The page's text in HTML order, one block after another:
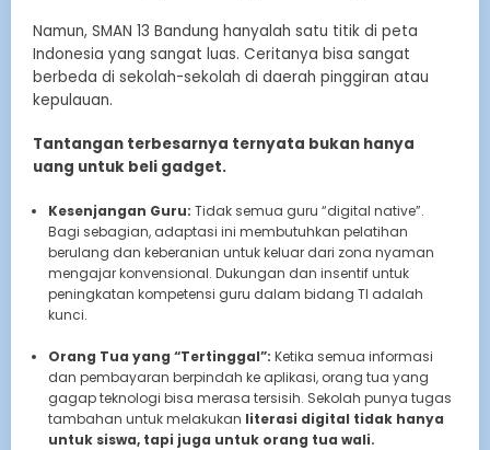
Namun, SMAN 13 Bandung hanyalah satu titik di peta
Indonesia yang sangat luas. Ceritanya bisa sangat
berbeda di sekolah-sekolah di daerah pinggiran atau
kepulauan.
Tantangan terbesarnya ternyata bukan hanya
uang untuk beli gadget.
Kesenjangan Guru: Tidak semua guru “digital native”.
Bagi sebagian, adaptasi ini membutuhkan pelatihan
berulang dan keberanian untuk keluar dari zona nyaman
mengajar konvensional. Dukungan dan insentif untuk
peningkatan kompetensi guru dalam bidang TI adalah
kunci.
Orang Tua yang “Tertinggal”: Ketika semua informasi
dan pembayaran berpindah ke aplikasi, orang tua yang
gagap teknologi bisa merasa tersisih. Sekolah punya tugas
tambahan untuk melakukan literasi digital tidak hanya
untuk siswa, tapi juga untuk orang tua wali.